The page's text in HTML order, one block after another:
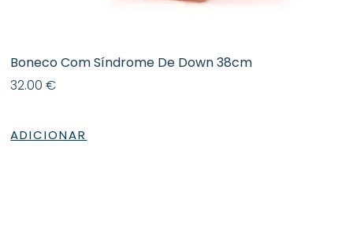
Boneco Com Síndrome De Down 38cm
32.00€
ADICIONAR